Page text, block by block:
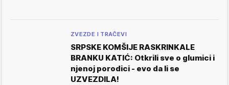
ZVEZDE I TRAČEVI
SRPSKE KOMŠIJE RASKRINKALE
BRANKU KATIĆ: Otkrili sve o glumici i
njenoj porodici - evo da li se
UZVEZDILA!